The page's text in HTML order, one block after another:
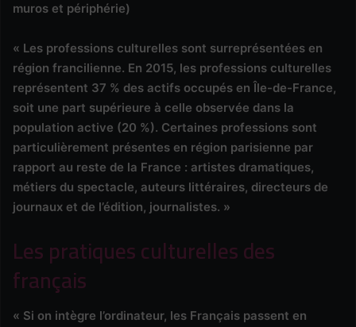
muros et périphérie)
« Les professions culturelles sont surreprésentées en
région francilienne. En 2015, les professions culturelles
représentent 37 % des actifs occupés en Île-de-France,
soit une part supérieure à celle observée dans la
population active (20 %). Certaines professions sont
particulièrement présentes en région parisienne par
rapport au reste de la France : artistes dramatiques,
métiers du spectacle, auteurs littéraires, directeurs de
journaux et de l’édition, journalistes. »
Les pratiques culturelles des
français
« Si on intègre l’ordinateur, les Français passent en